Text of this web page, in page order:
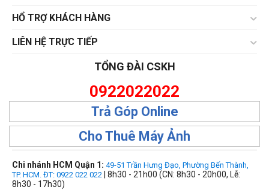
HỔ TRỢ KHÁCH HÀNG
LIÊN HỆ TRỰC TIẾP
TỔNG ĐÀI CSKH
0922022022
Trả Góp Online
Cho Thuê Máy Ảnh
Chi nhánh HCM Quận 1: 49-51 Trần Hưng Đạo, Phường Bến Thành,
TP. HCM. ĐT: 0922 022 022 | 8h30 - 21h00 (CN: 8h30 - 20h00, Lễ:
8h30 - 17h30)